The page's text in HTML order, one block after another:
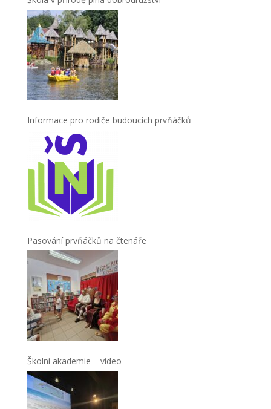
Informace pro rodiče budoucích prvňáčků
Pasování prvňáčků na čtenáře
Školní akademie – video